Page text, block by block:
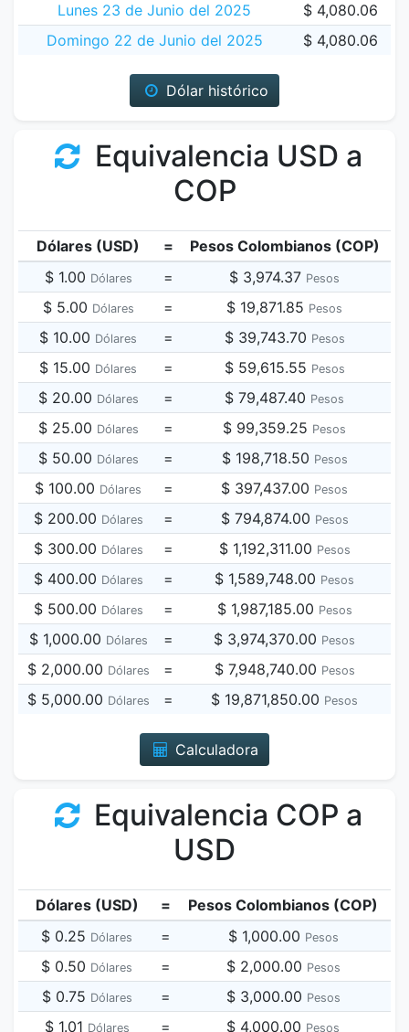
Lunes 23 de Junio del 2025
$ 4,080.06
Domingo 22 de Junio del 2025
$ 4,080.06
Dólar histórico
Equivalencia USD a
COP
Dólares (USD) =
Pesos Colombianos (COP)
$ 1.00 Dólares = $ 3,974.37 Pesos
$ 5.00 Dólares = $ 19,871.85 Pesos
$ 10.00 Dólares = $ 39,743.70 Pesos
$ 15.00 Dólares = $ 59,615.55 Pesos
$ 20.00 Dólares = $ 79,487.40 Pesos
$ 25.00 Dólares = $ 99,359.25 Pesos
$ 50.00 Dólares = $ 198,718.50 Pesos
$ 100.00 Dólares = $ 397,437.00 Pesos
$ 200.00 Dólares = $ 794,874.00 Pesos
$ 300.00 Dólares = $ 1,192,311.00 Pesos
$ 400.00 Dólares = $ 1,589,748.00 Pesos
$ 500.00 Dólares = $ 1,987,185.00 Pesos
$ 1,000.00 Dólares = $ 3,974,370.00 Pesos
$ 2,000.00 Dólares = $ 7,948,740.00 Pesos
$ 5,000.00 Dólares = $ 19,871,850.00 Pesos
Calculadora
Equivalencia COP a
USD
Dólares (USD) =
Pesos Colombianos (COP)
$ 0.25 Dólares = $ 1,000.00 Pesos
$ 0.50 Dólares = $ 2,000.00 Pesos
$ 0.75 Dólares = $ 3,000.00 Pesos
$ 1.01 Dólares = $ 4,000.00 Pesos